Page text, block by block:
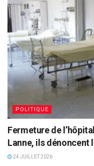
POLITIQUE
Fermeture de
Lanne, ils dénoncent
24 JUILLET 2026